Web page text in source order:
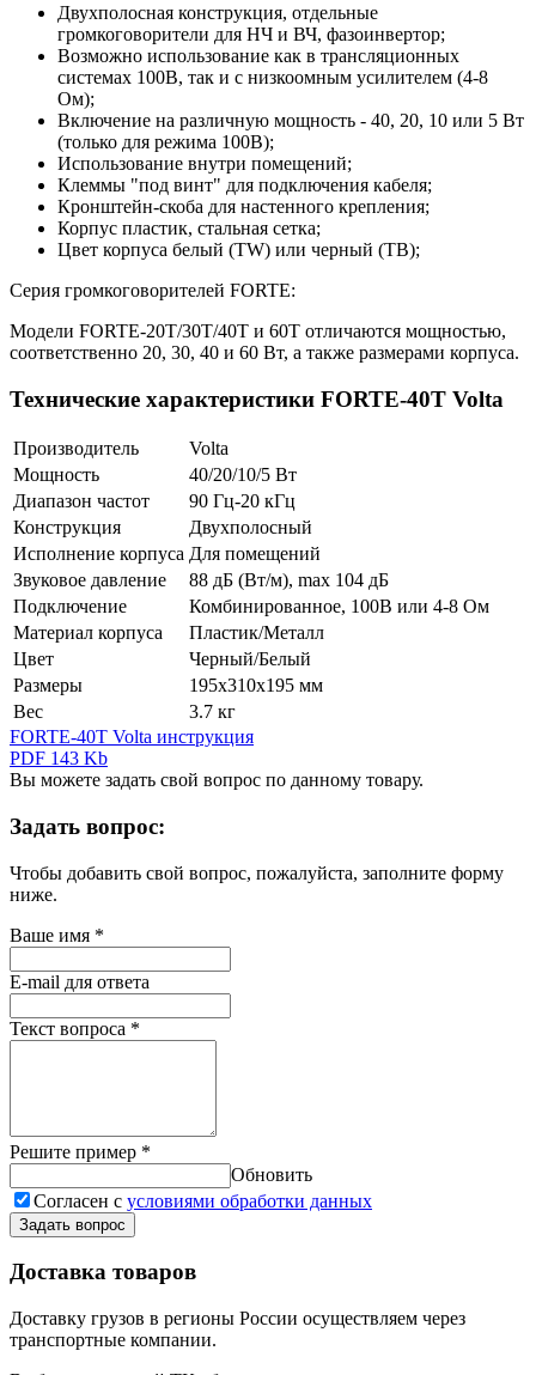
Двухполосная конструкция, отдельные
громкоговорители для НЧ и ВЧ, фазоинвертор;
Возможно использование как в трансляционных
системах 100В, так и с низкоомным усилителем (4-8
Ом);
Включение на различную мощность - 40, 20, 10 или 5 Вт
(только для режима 100В);
Использование внутри помещений;
Клеммы "под винт" для подключения кабеля;
Кронштейн-скоба для настенного крепления;
Корпус пластик, стальная сетка;
Цвет корпуса белый (TW) или черный (TB);
Серия громкоговорителей FORTE:
Модели FORTE-20T/30T/40T и 60T отличаются мощностью,
соответственно 20, 30, 40 и 60 Вт, а также размерами корпуса.
Технические характеристики FORTE-40T Volta
Производитель
Volta
Мощность
40/20/10/5 Вт
Диапазон частот
90 Гц-20 кГц
Конструкция
Двухполосный
Исполнение корпуса Для помещений
Звуковое давление
88 дБ (Вт/м), max 104 дБ
Подключение
Комбинированное, 100В или 4-8 Ом
Материал корпуса
Пластик/Металл
Цвет
Черный/Белый
Размеры
195х310х195 мм
Вес
3.7 кг
FORTE-40T Volta инструкция
PDF 143 Kb
Вы можете задать свой вопрос по данному товару.
Задать вопрос:
Чтобы добавить свой вопрос, пожалуйста, заполните форму
ниже.
Ваше имя *
E-mail для ответа
Текст вопроса *
Решите пример *
Обновить
Согласен с условиями обработки данных
Задать вопрос
Доставка товаров
Доставку грузов в регионы России осуществляем через
транспортные компании.